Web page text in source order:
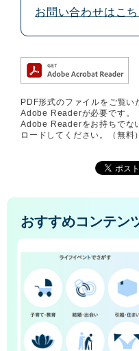
お問い合わせはこ
PDF形式のファイルをご覧
Adobe Readerが必要です。
Adobe Readerをお持ちでな
ロードしてください。（無料）
おすすめコンテン